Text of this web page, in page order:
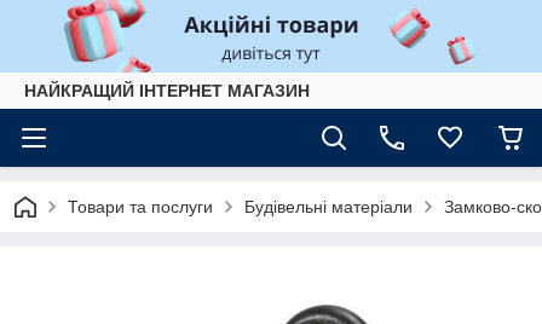
НАЙКРАЩИЙ ІНТЕРНЕТ МАГАЗИН
Товари та послуги Будівельні матеріали Замково-